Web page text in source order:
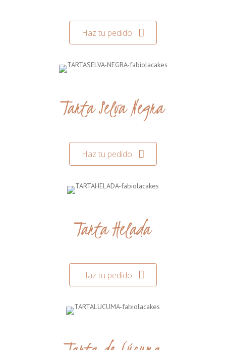
Haz tu pedido
Tarta Selva Negra
Haz tu pedido
Tarta Helada
Haz tu pedido